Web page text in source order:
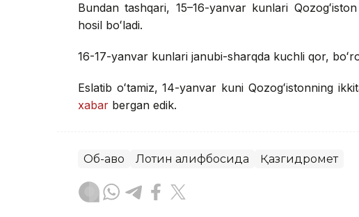
Bundan tashqari, 15–16-yanvar kunlari
hosil boʻladi.
16-17-yanvar kunlari janubi-sharqda kuchli qor,
Eslatib oʻtamiz, 14-yanvar kuni Qozogʻistonning
xabar bergan edik.
Об-ҳаво Лотин алифбосида Қазгидромет